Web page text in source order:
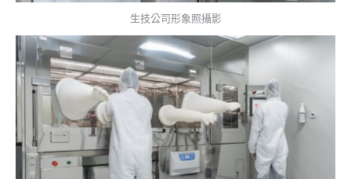
生技公司形象照攝影